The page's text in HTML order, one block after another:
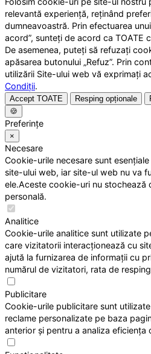
relevantă experiență, reținând
dumneavoastră. Prin efectuarea
acord”, sunteți de acord ca TOATE
De asemenea, puteți să refuzați
apăsarea butonului „Refuz”. Prin
utilizării Site-ului web vă exprimați
Condiții.
Accept TOATE Resping opționale
🍪
Preferințe
×
Necesare
Cookie-urile necesare sunt
site-ului web, iar site-ul web nu va
ele.Aceste cookie-uri nu stochează
personală.
Analitice
Cookie-urile analitice sunt utilizate
care vizitatorii interacționează cu
ajută la furnizarea de informații cu
numărul de vizitatori, rata de
Publicitare
Cookie-urile publicitare sunt
reclame personalizate pe baza
anterior și pentru a analiza eficiența